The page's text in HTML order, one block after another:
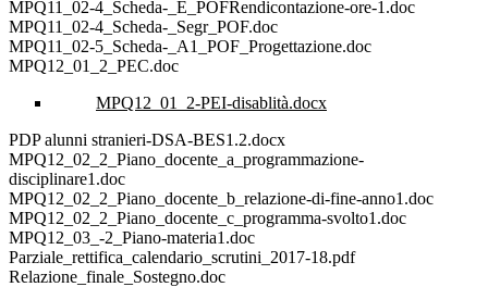
MPQ11_02-4_Scheda-_E_POFRendicontazione-ore-1.doc
MPQ11_02-4_Scheda-_Segr_POF.doc
MPQ11_02-5_Scheda-_A1_POF_Progettazione.doc
MPQ12_01_2_PEC.doc
MPQ12_01_2-PEI-disablità.docx
PDP alunni stranieri-DSA-BES1.2.docx
MPQ12_02_2_Piano_docente_a_programmazione-
disciplinare1.doc
MPQ12_02_2_Piano_docente_b_relazione-di-fine-anno1.doc
MPQ12_02_2_Piano_docente_c_programma-svolto1.doc
MPQ12_03_-2_Piano-materia1.doc
Parziale_rettifica_calendario_scrutini_2017-18.pdf
Relazione_finale_Sostegno.doc